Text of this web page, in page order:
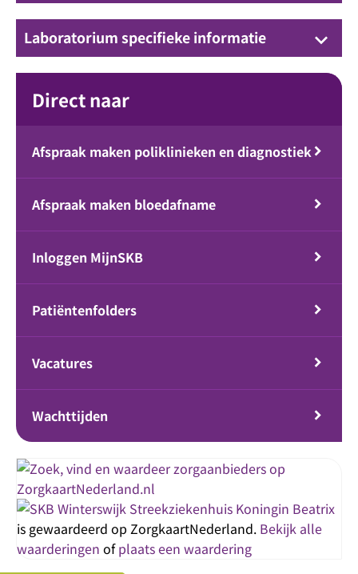
Laboratorium specifieke informatie keyboard_arrow_down
Direct naar
Afspraak maken poliklinieken en diagnostiek
Afspraak maken bloedafname
Inloggen MijnSKB
Patiëntenfolders
Vacatures
Wachttijden
Streekziekenhuis Koningin Beatrix
is gewaardeerd op ZorgkaartNederland. Bekijk alle
waarderingen ofplaats een waardering